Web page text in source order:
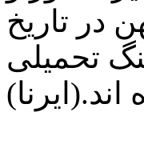
در تاریخ
تحمیلی